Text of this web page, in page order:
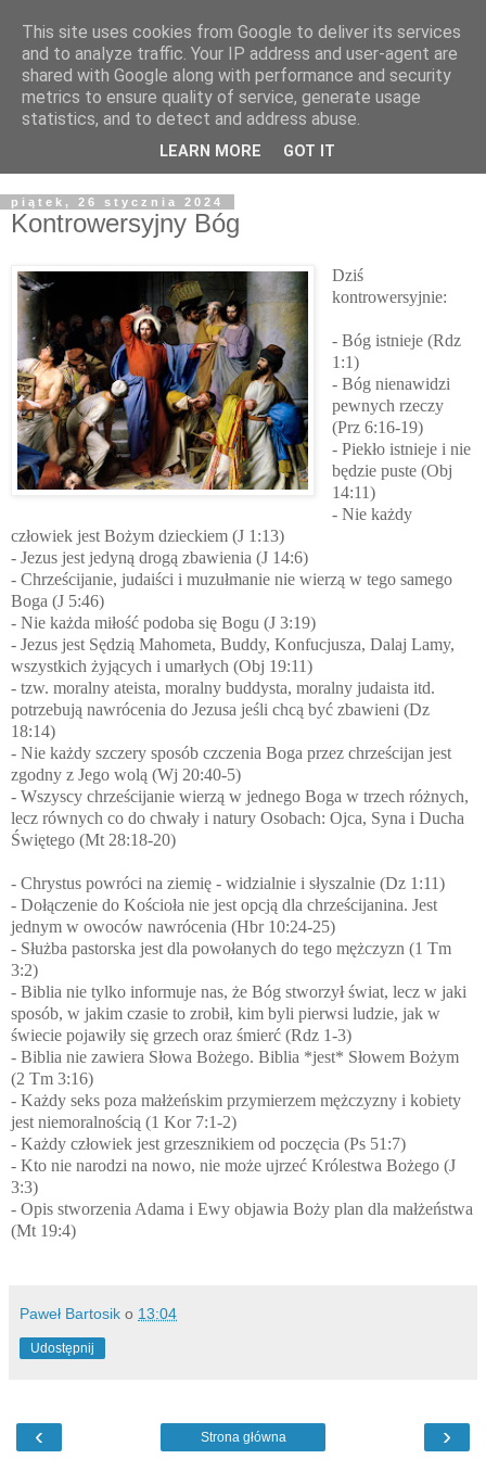
Żyjąc wiarą w REALNYM
świecie
Blog pastora Pawła Bartosika
piątek, 26 stycznia 2024
Kontrowersyjny Bóg
Dziś
kontrowersyjnie:
- Bóg istnieje (Rdz
1:1)
- Bóg nienawidzi
pewnych rzeczy
(Prz 6:16-19)
- Piekło istnieje i nie
będzie puste (Obj
14:11)
- Nie każdy
człowiek jest Bożym dzieckiem (J 1:13)
- Jezus jest jedyną drogą zbawienia (J 14:6)
- Chrześcijanie, judaiści i muzułmanie nie wierzą w tego samego
Boga (J 5:46)
- Nie każda miłość podoba się Bogu (J 3:19)
- Jezus jest Sędzią Mahometa, Buddy, Konfucjusza, Dalaj Lamy,
wszystkich żyjących i umarłych (Obj 19:11)
- tzw. moralny ateista, moralny buddysta, moralny judaista itd.
potrzebują nawrócenia do Jezusa jeśli chcą być zbawieni (Dz
18:14)
- Nie każdy szczery sposób czczenia Boga przez chrześcijan jest
zgodny z Jego wolą (Wj 20:40-5)
- Wszyscy chrześcijanie wierzą w jednego Boga w trzech różnych,
lecz równych co do chwały i natury Osobach: Ojca, Syna i Ducha
Świętego (Mt 28:18-20)
- Chrystus powróci na ziemię - widzialnie i słyszalnie (Dz 1:11)
- Dołączenie do Kościoła nie jest opcją dla chrześcijanina. Jest
jednym w owoców nawrócenia (Hbr 10:24-25)
- Służba pastorska jest dla powołanych do tego mężczyzn (1 Tm
3:2)
- Biblia nie tylko informuje nas, że Bóg stworzył świat, lecz w jaki
sposób, w jakim czasie to zrobił, kim byli pierwsi ludzie, jak w
świecie pojawiły się grzech oraz śmierć (Rdz 1-3)
- Biblia nie zawiera Słowa Bożego. Biblia *jest* Słowem Bożym
(2 Tm 3:16)
- Każdy seks poza małżeńskim przymierzem mężczyzny i kobiety
jest niemoralnością (1 Kor 7:1-2)
- Każdy człowiek jest grzesznikiem od poczęcia (Ps 51:7)
- Kto nie narodzi na nowo, nie może ujrzeć Królestwa Bożego (J
3:3)
- Opis stworzenia Adama i Ewy objawia Boży plan dla małżeństwa
(Mt 19:4)
Paweł Bartosik o 13:04
Udostępnij
‹ ›
Strona główna
This site uses cookies from Google to deliver its services
and to analyze traffic. Your IP address and user-agent are
shared with Google along with performance and security
metrics to ensure quality of service, generate usage
statistics, and to detect and address abuse.
LEARN MORE GOT IT